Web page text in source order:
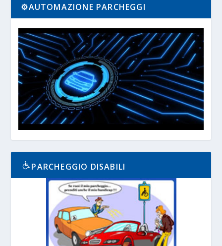
⚙️AUTOMAZIONE PARCHEGGI
PARCHEGGIO DISABILI